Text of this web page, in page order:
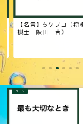
言】タケノコ（将棋
阪田三吉）
【